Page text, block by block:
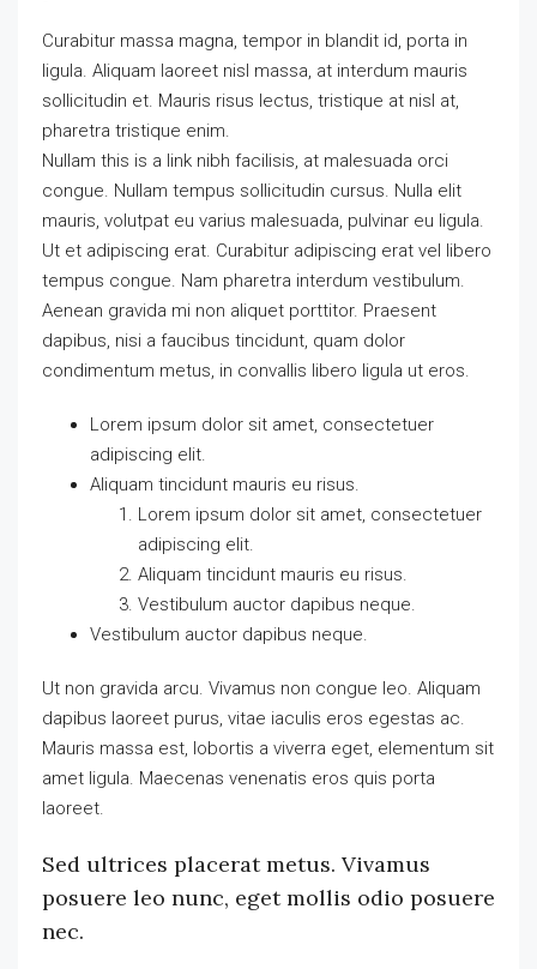
Curabitur massa magna, tempor in blandit id, porta in
ligula. Aliquam laoreet nisl massa, at interdum mauris
sollicitudin et. Mauris risus lectus, tristique at nisl at,
pharetra tristique enim.
Nullam this is a link nibh facilisis, at malesuada orci
congue. Nullam tempus sollicitudin cursus. Nulla elit
mauris, volutpat eu varius malesuada, pulvinar eu ligula.
Ut et adipiscing erat. Curabitur adipiscing erat vel libero
tempus congue. Nam pharetra interdum vestibulum.
Aenean gravida mi non aliquet porttitor. Praesent
dapibus, nisi a faucibus tincidunt, quam dolor
condimentum metus, in convallis libero ligula ut eros.
Lorem ipsum dolor sit amet, consectetuer
adipiscing elit.
Aliquam tincidunt mauris eu risus.
Lorem ipsum dolor sit amet, consectetuer
adipiscing elit.
Aliquam tincidunt mauris eu risus.
Vestibulum auctor dapibus neque.
Vestibulum auctor dapibus neque.
Ut non gravida arcu. Vivamus non congue leo. Aliquam
dapibus laoreet purus, vitae iaculis eros egestas ac.
Mauris massa est, lobortis a viverra eget, elementum sit
amet ligula. Maecenas venenatis eros quis porta
laoreet.
Sed ultrices placerat metus. Vivamus
posuere leo nunc, eget mollis odio posuere
nec.